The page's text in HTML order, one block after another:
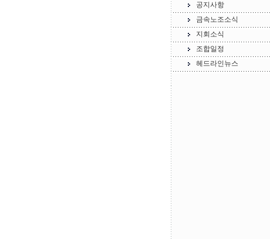
공지사항
금속노조소식
지회소식
조합일정
헤드라인뉴스